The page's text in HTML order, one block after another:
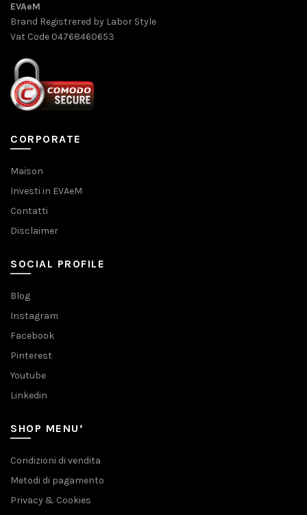
EVAeM
Brand Registrered by Labor Style
Vat Code 04768460653
CORPORATE
Maison
Investi in EVAeM
Contatti
Disclaimer
SOCIAL PROFILE
Blog
Instagram
Facebook
Pinterest
Youtube
Linkedin
SHOP MENU’
Condizioni di vendita
Metodi di pagamento
Privacy & Cookies